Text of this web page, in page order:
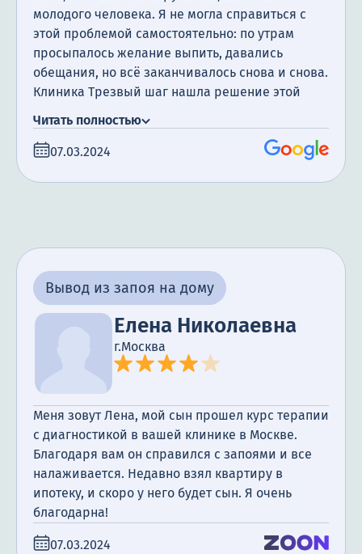
молодого человека. Я не могла справиться с
этой проблемой самостоятельно: по утрам
просыпалось желание выпить, давались
обещания, но всё заканчивалось снова и снова.
Клиника Трезвый шаг нашла решение этой
а кодирование помогло мне восстановить
нормальный образ жизни. Без оперативной
Читать полностью
07.03.2024
Вывод из запоя на дому
Елена Николаевна
г.Москва
Меня зовут Лена, мой сын прошел курс терапии
с диагностикой в вашей клинике в Москве.
Благодаря вам он справился с запоями и все
налаживается. Недавно взял квартиру в
ипотеку, и скоро у него будет сын. Я очень
благодарна!
07.03.2024